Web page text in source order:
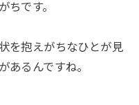
ちです。
を抱えがちなひとが見
あるんですね。